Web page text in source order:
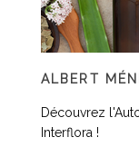
ALBERT
Découvrez
Interflora !